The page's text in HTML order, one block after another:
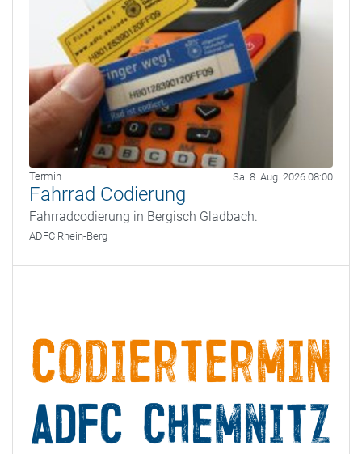
Termin Sa. 8. Aug. 2026 08:00
Fahrrad Codierung
Fahrradcodierung in Bergisch Gladbach.
ADFC Rhein-Berg